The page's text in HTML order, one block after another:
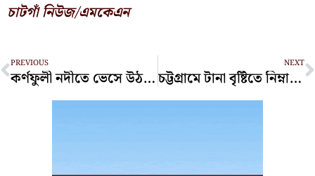
চাটগাঁ নিউজ/এমকেএন
Prev
PREVIOUS
কর্ণফুলী নদীতে ভেসে উঠল অজ্ঞাত যুবকের মরদেহ
NEXT
চট্টগ্রামে টানা বৃষ্টিতে নিম্নাঞ্চল প্লাবিত— পাহাড়ধসে ২২ জনের মৃত্যু